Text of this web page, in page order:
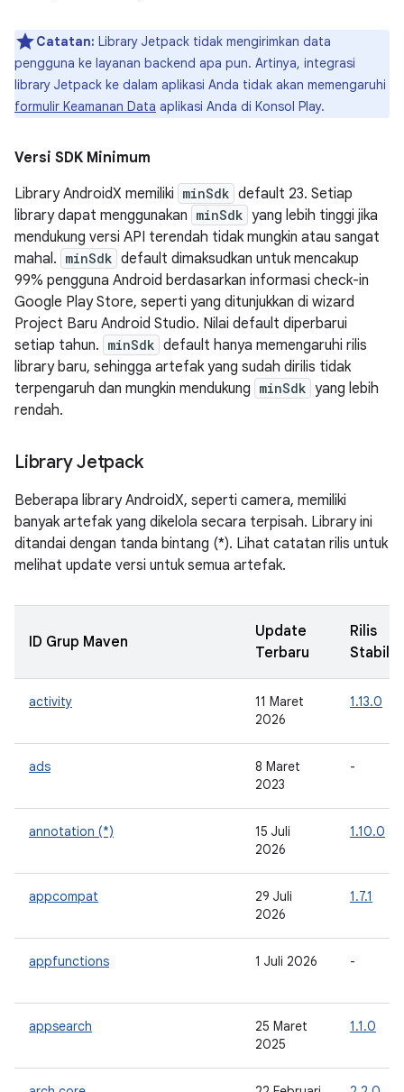
Catatan: Library Jetpack tidak mengirimkan data
pengguna ke layanan backend apa pun. Artinya, integrasi
library Jetpack ke dalam aplikasi Anda tidak akan memengaruhi
formulir Keamanan Data aplikasi Anda di Konsol Play.
Versi SDK Minimum
Library AndroidX memiliki minSdk default 23. Setiap
library dapat menggunakan minSdk yang lebih tinggi jika
mendukung versi API terendah tidak mungkin atau sangat
mahal. minSdk default dimaksudkan untuk mencakup
99% pengguna Android berdasarkan informasi check-in
Google Play Store, seperti yang ditunjukkan di wizard
Project Baru Android Studio. Nilai default diperbarui
setiap tahun. minSdk default hanya memengaruhi rilis
library baru, sehingga artefak yang sudah dirilis tidak
terpengaruh dan mungkin mendukung minSdk yang lebih
rendah.
Library Jetpack
Beberapa library AndroidX, seperti camera, memiliki
banyak artefak yang dikelola secara terpisah. Library ini
ditandai dengan tanda bintang (*). Lihat catatan rilis untuk
melihat update versi untuk semua artefak.
ID Grup Maven
Update
Terbaru
Rilis
Stabil
activity
11 Maret
2026
1.13.0
ads
8 Maret
2023
-
annotation (*)
15 Juli
2026
1.10.0
appcompat
29 Juli
2026
1.7.1
appfunctions 1 Juli 2026 -
appsearch
25 Maret
2025
1.1.0